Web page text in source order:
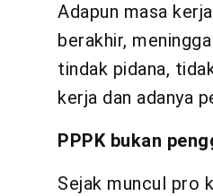
Adapun masa
berakhir,
tindak pidana,
kerja dan adanya
PPPK bukan
Sejak muncul pro